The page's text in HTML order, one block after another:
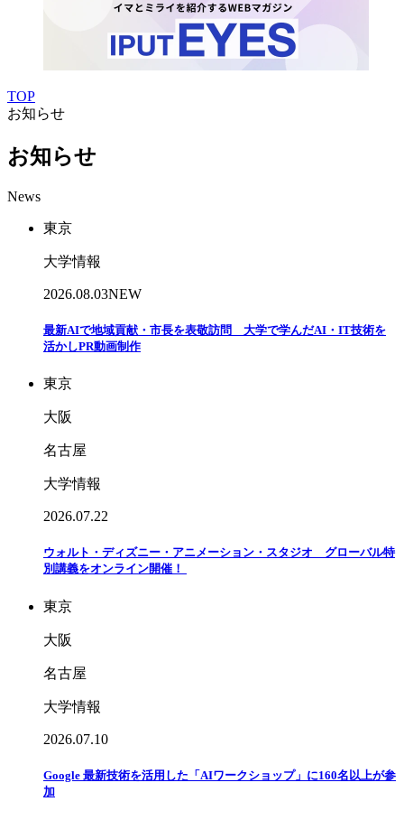
TOP
お知らせ
お知らせ
News
東京
大学情報
2026.08.03NEW
最新AIで地域貢献・市長を表敬訪問 大学で学んだAI・IT技術を
活かしPR動画制作
東京
大阪
名古屋
大学情報
2026.07.22
ウォルト・ディズニー・アニメーション・スタジオ グローバル特
別講義をオンライン開催！
東京
大阪
名古屋
大学情報
2026.07.10
Google 最新技術を活用した「AIワークショップ」に160名以上が参
加